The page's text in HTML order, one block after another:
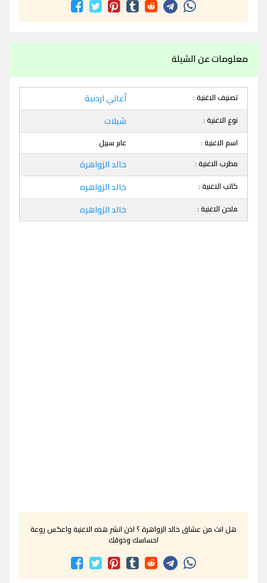
معلومات عن الشيلة
تصنيف الاغنية : أغاني اردنية
نوع الاغنية : شيلات
اسم الاغنية :
عابر سبيل
مطرب الاغنية :
خالد الزواهرة
كاتب الاغنية : خالد الزواهره
ملحن الاغنية : خالد الزواهره
هل انت من عشاق خالد الزواهرة ؟ اذن انشر هذه الاغنية واعكس روعة
احساسك وذوقك